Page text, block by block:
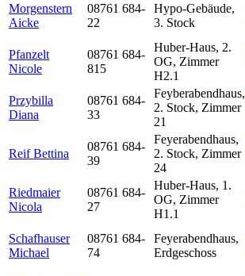
Morgenstern
Aicke
08761 684-
22
Hypo-Gebäude,
3. Stock
Pfanzelt
Nicole
08761 684-
815
Huber-Haus, 2.
OG, Zimmer
H2.1
Przybilla
Diana
08761 684-
33
Feyberabendhaus,
2. Stock, Zimmer
21
Reif Bettina
08761 684-
39
Feyerabendhaus,
2. Stock, Zimmer
24
Riedmaier
Nicola
08761 684-
27
Huber-Haus, 1.
OG, Zimmer
H1.1
Schafhauser
Michael
08761 684-
74
Feyerabendhaus,
Erdgeschoss